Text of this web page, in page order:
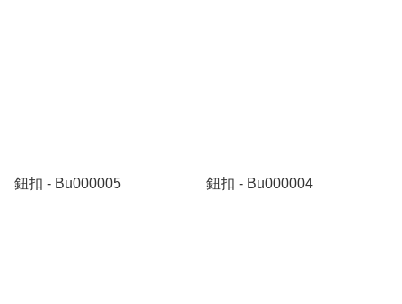
鈕扣 - Bu000005 鈕扣 - Bu000004